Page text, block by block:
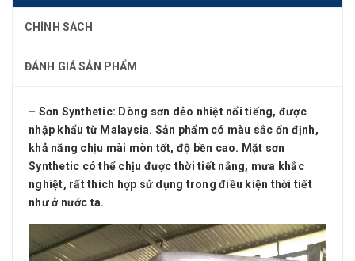
CHÍNH SÁCH
ĐÁNH GIÁ SẢN PHẨM
– Sơn Synthetic: Dòng sơn dẻo nhiệt nổi tiếng, được
nhập khẩu từ Malaysia. Sản phẩm có màu sắc ổn định,
khả năng chịu mài mòn tốt, độ bền cao. Mặt sơn
Synthetic có thể chịu được thời tiết nắng, mưa khắc
nghiệt, rất thích hợp sử dụng trong điều kiện thời tiết
như ở nước ta.